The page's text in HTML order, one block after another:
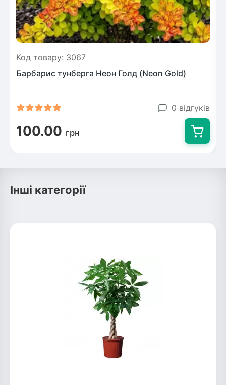
Код товару: 3067
Барбарис тунберга Неон Голд (Neon Gold)
0 відгуків
100.00 грн
Інші категорії